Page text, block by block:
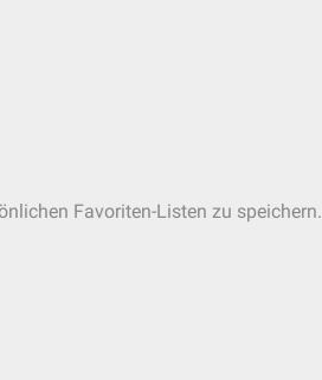
Favoriten-Listen zu speichern.